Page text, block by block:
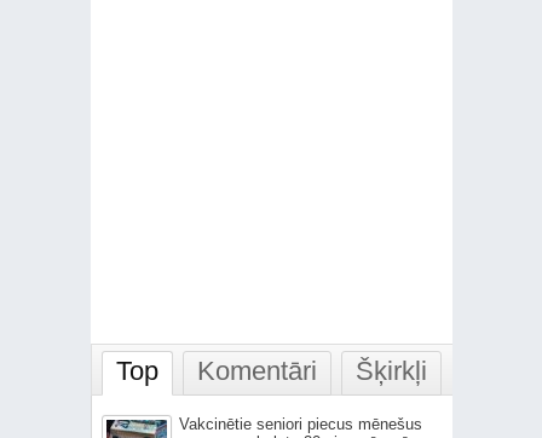
Top Komentāri Šķirkļi
Vakcinētie seniori piecus mēnešus